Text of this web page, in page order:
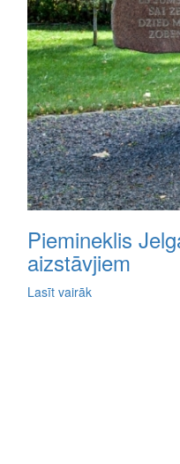
Piemineklis
aizstāvjiem
Lasīt vairāk